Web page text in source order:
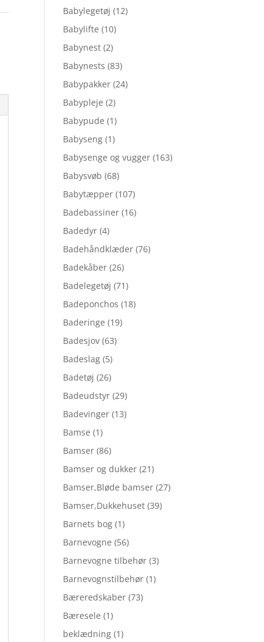
Babylegetøj (12)
Babylifte (10)
Babynest (2)
Babynests (83)
Babypakker (24)
Babypleje (2)
Babypude (1)
Babyseng (1)
Babysenge og vugger (163)
Babysvøb (68)
Babytæpper (107)
Badebassiner (16)
Badedyr (4)
Badehåndklæder (76)
Badekåber (26)
Badelegetøj (71)
Badeponchos (18)
Baderinge (19)
Badesjov (63)
Badeslag (5)
Badetøj (26)
Badeudstyr (29)
Badevinger (13)
Bamse (1)
Bamser (86)
Bamser og dukker (21)
Bamser,Bløde bamser (27)
Bamser,Dukkehuset (39)
Barnets bog (1)
Barnevogne (56)
Barnevogne tilbehør (3)
Barnevognstilbehør (1)
Bæreredskaber (73)
Bæresele (1)
beklædning (1)